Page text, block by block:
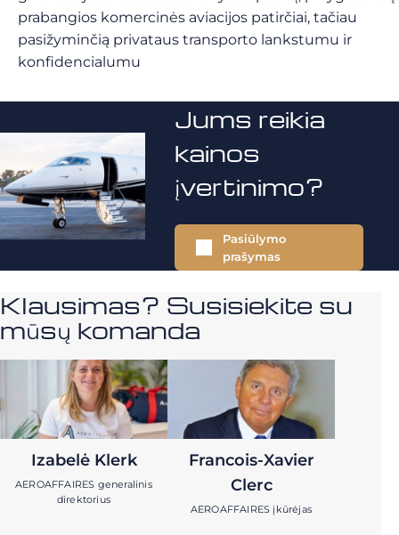
prabangios komercinės aviacijos patirčiai, tačiau
pasižyminčią privataus transporto lankstumu ir
konfidencialumu
Jums reikia
kainos
įvertinimo?
Pasiūlymo
prašymas
Klausimas? Susisiekite su
mūsų komanda
Izabelė Klerk
AEROAFFAIRES generalinis
direktorius
Francois-Xavier
Clerc
AEROAFFAIRES įkūrėjas